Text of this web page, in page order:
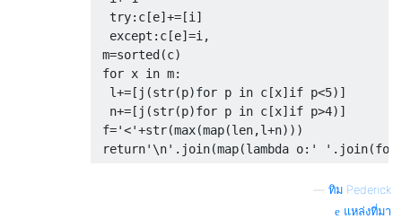
try: c [e]+=[i ]
except : c [e]=i ,
m=sorted (c)
for x in m:
  l
+=[ j (str(p)for p in c [x] if p<5)]
  n
+=[ j (str(p)for p in c [x] if p>4)]
f='<'+str(max(map(len,l+n)))
return'\n' . join(map(lambda o: ' ' . join(
ทิม Pederick
แหล่งที่มา